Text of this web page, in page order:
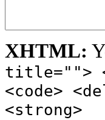
XHTML:
title="">
<code>
<strong>